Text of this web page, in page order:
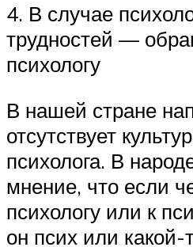
4. В случае
трудностей —
психологу
В нашей стране
отсутствует
психолога. В
мнение, что если
психологу или к
он псих или какой-